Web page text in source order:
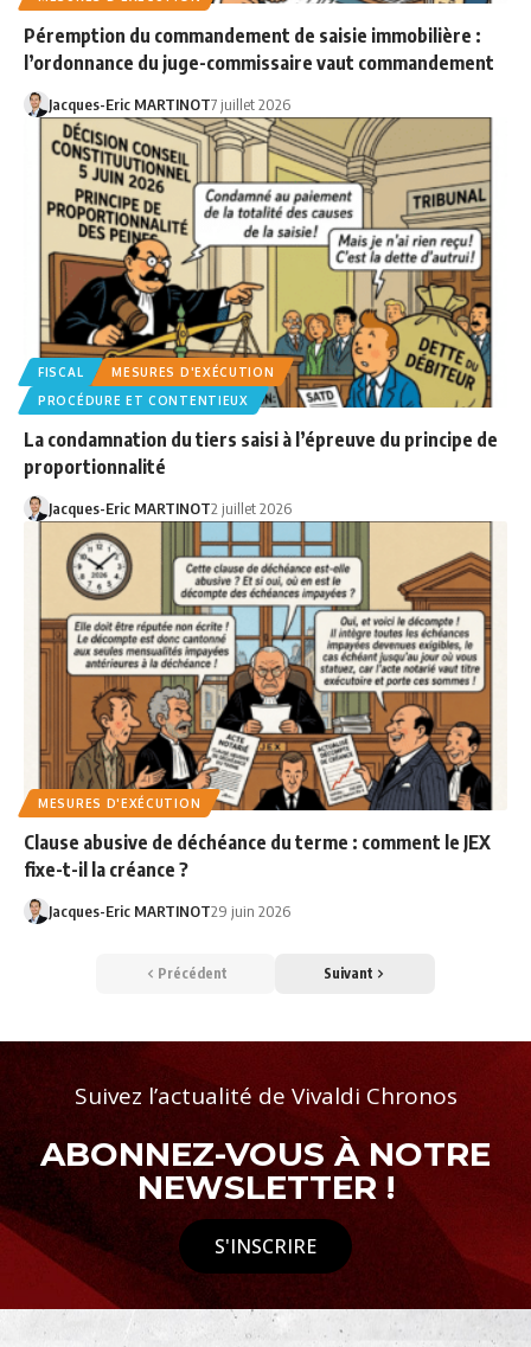
Péremption du commandement de saisie immobilière :
l’ordonnance du juge-commissaire vaut commandement
Jacques-Eric MARTINOT7 juillet 2026
FISCAL
MESURES D'EXÉCUTION
PROCÉDURE ET CONTENTIEUX
La condamnation du tiers saisi à l’épreuve du principe de
proportionnalité
Jacques-Eric MARTINOT2 juillet 2026
MESURES D'EXÉCUTION
Clause abusive de déchéance du terme : comment le JEX
fixe-t-il la créance ?
Jacques-Eric MARTINOT29 juin 2026
Précédent Suivant
Suivez l’actualité de Vivaldi Chronos
ABONNEZ-VOUS À NOTRE
NEWSLETTER !
S'INSCRIRE